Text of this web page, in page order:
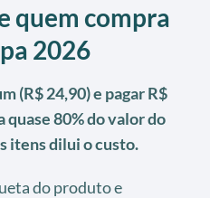
quem compra
2026
(R$ 24,90) e pagar R$
80% do valor do
itens dilui o custo.
do produto e